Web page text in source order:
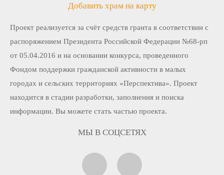
Добавить храм на карту
Проект реализуется за счёт средств гранта в соответствии c
распоряжением Президента Российской Федерации №68-рп
от 05.04.2016 и на основании конкурса, проведенного
Фондом поддержки гражданской активности в малых
городах и сельских территориях «Перспектива». Проект
находится в стадии разработки, заполнения и поиска
информации. Вы можете стать частью проекта.
МЫ В СОЦСЕТЯХ